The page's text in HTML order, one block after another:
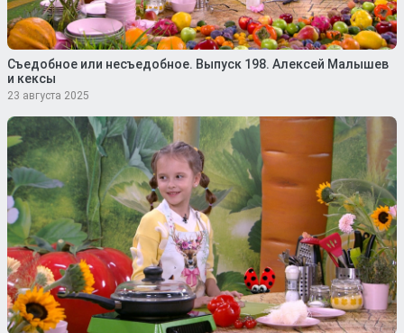
Съедобное или несъедобное. Выпуск 198. Алексей Малышев
и кексы
23 августа 2025